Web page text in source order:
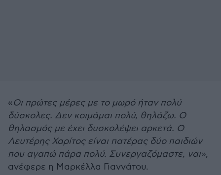
«Οι πρώτες μέρες με το μωρό ήταν πολύ
δύσκολες. Δεν κοιμάμαι πολύ, θηλάζω. Ο
θηλασμός με έχει δυσκολέψει αρκετά. Ο
Λευτέρης Χαρίτος είναι πατέρας δύο παιδιών
που αγαπώ πάρα πολύ. Συνεργαζόμαστε, ναι»,
ανέφερε η Μαρκέλλα Γιαννάτου.